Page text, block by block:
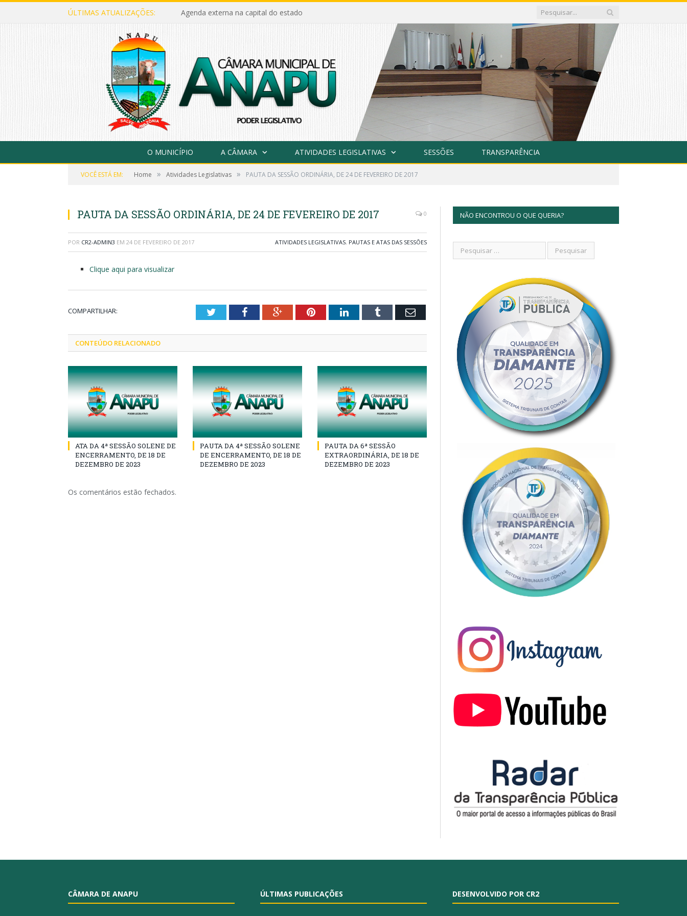
ÚLTIMAS ATUALIZAÇÕES: Agenda externa na capital do estado
O MUNICÍPIO A CÂMARA ATIVIDADES LEGISLATIVAS SESSÕES TRANSPARÊNCIA
VOCÊ ESTÁ EM: Home » Atividades Legislativas » PAUTA DA SESSÃO ORDINÁRIA, DE 24 DE FEVEREIRO DE 2017
PAUTA DA SESSÃO ORDINÁRIA, DE 24 DE FEVEREIRO DE 2017 0
POR CR2-ADMIN3 EM 24 DE FEVEREIRO DE 2017 ATIVIDADES LEGISLATIVAS, PAUTAS E ATAS DAS SESSÕES
Clique aqui para visualizar
COMPARTILHAR: TwitterFacebookGoogle+PinterestLinkedInTumblr Email
CONTEÚDO RELACIONADO
ATA DA 4ª SESSÃO SOLENE DE
ENCERRAMENTO, DE 18 DE
DEZEMBRO DE 2023
PAUTA DA 4ª SESSÃO SOLENE
DE ENCERRAMENTO, DE 18 DE
DEZEMBRO DE 2023
PAUTA DA 6ª SESSÃO
EXTRAORDINÁRIA, DE 18 DE
DEZEMBRO DE 2023
Os comentários estão fechados.
NÃO ENCONTROU O QUE QUERIA?
CÂMARA DE ANAPU ÚLTIMAS PUBLICAÇÕES DESENVOLVIDO POR CR2